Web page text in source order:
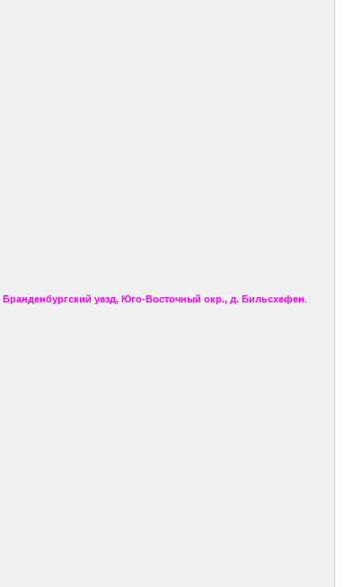
Бранденбургский уезд, Юго-Восточный окр., д. Бильсхефен